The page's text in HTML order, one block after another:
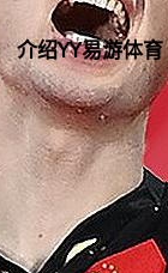
介绍YY易游体育